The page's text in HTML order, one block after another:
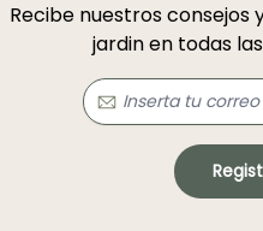
Recibe nuestros
jardin en todas